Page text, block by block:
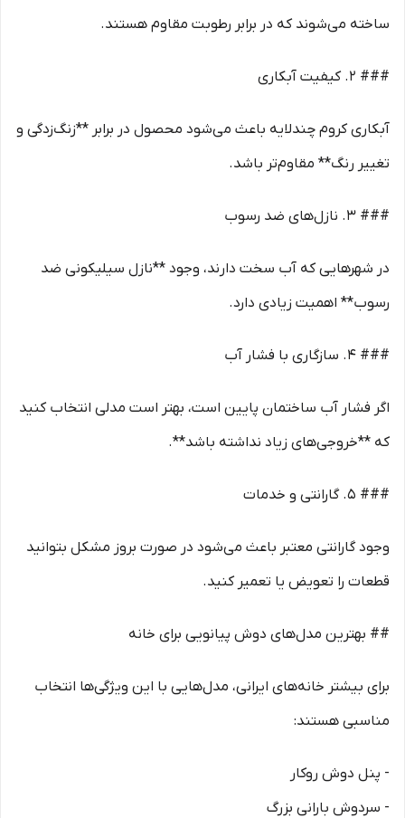
ساخته می‌شوند که در برابر رطوبت مقاوم هستند.
### 2. کیفیت آبکاری
آبکاری کروم چندلایه باعث می‌شود محصول در برابر **زنگ‌زدگی و
تغییر رنگ** مقاوم‌تر باشد.
### 3. نازل‌های ضد رسوب
در شهرهایی که آب سخت دارند، وجود **نازل سیلیکونی ضد
رسوب** اهمیت زیادی دارد.
### 4. سازگاری با فشار آب
اگر فشار آب ساختمان پایین است، بهتر است مدلی انتخاب کنید
که **خروجی‌های زیاد نداشته باشد**.
### 5. گارانتی و خدمات
وجود گارانتی معتبر باعث می‌شود در صورت بروز مشکل بتوانید
قطعات را تعویض یا تعمیر کنید.
## بهترین مدل‌های دوش پیانویی برای خانه
برای بیشتر خانه‌های ایرانی، مدل‌هایی با این ویژگی‌ها انتخاب
مناسبی هستند:
- پنل دوش روکار
- سردوش بارانی بزرگ